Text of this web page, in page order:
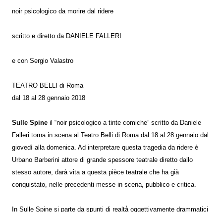
noir psicologico da morire dal ridere
scritto e diretto da DANIELE FALLERI
e con Sergio Valastro
TEATRO BELLI di Roma
dal 18 al 28 gennaio 2018
Sulle Spine il “noir psicologico a tinte comiche” scritto da Daniele
Falleri torna in scena al Teatro Belli di Roma dal 18 al 28 gennaio dal
giovedì alla domenica. Ad interpretare questa tragedia da ridere è
Urbano Barberini attore di grande spessore teatrale diretto dallo
stesso autore, darà vita a questa pièce teatrale che ha già
conquistato, nelle precedenti messe in scena, pubblico e critica.
In Sulle Spine si parte da spunti di realtà̀ oggettivamente drammatici